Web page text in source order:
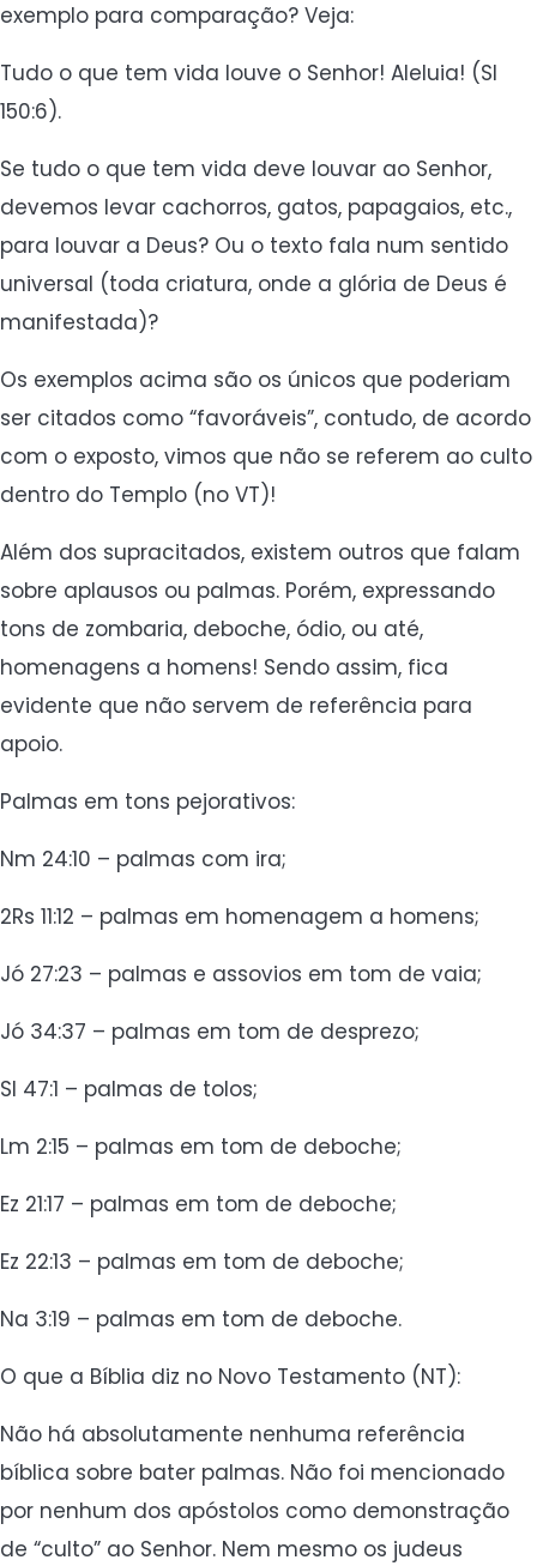
exemplo para comparação? Veja:
Tudo o que tem vida louve o Senhor! Aleluia! (Sl
150:6).
Se tudo o que tem vida deve louvar ao Senhor,
devemos levar cachorros, gatos, papagaios, etc.,
para louvar a Deus? Ou o texto fala num sentido
universal (toda criatura, onde a glória de Deus é
manifestada)?
Os exemplos acima são os únicos que poderiam
ser citados como “favoráveis”, contudo, de acordo
com o exposto, vimos que não se referem ao culto
dentro do Templo (no VT)!
Além dos supracitados, existem outros que falam
sobre aplausos ou palmas. Porém, expressando
tons de zombaria, deboche, ódio, ou até,
homenagens a homens! Sendo assim, fica
evidente que não servem de referência para
apoio.
Palmas em tons pejorativos:
Nm 24:10 – palmas com ira;
2Rs 11:12 – palmas em homenagem a homens;
Jó 27:23 – palmas e assovios em tom de vaia;
Jó 34:37 – palmas em tom de desprezo;
Sl 47:1 – palmas de tolos;
Lm 2:15 – palmas em tom de deboche;
Ez 21:17 – palmas em tom de deboche;
Ez 22:13 – palmas em tom de deboche;
Na 3:19 – palmas em tom de deboche.
O que a Bíblia diz no Novo Testamento (NT):
Não há absolutamente nenhuma referência
bíblica sobre bater palmas. Não foi mencionado
por nenhum dos apóstolos como demonstração
de “culto” ao Senhor. Nem mesmo os judeus